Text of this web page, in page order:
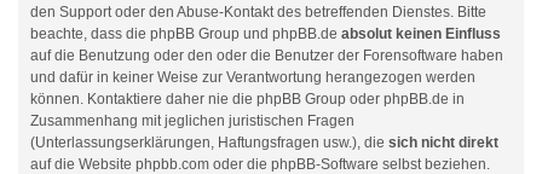
den Support oder den Abuse-Kontakt des betreffenden Dienstes. Bitte
beachte, dass die phpBB Group und phpBB.de absolut keinen Einfluss
auf die Benutzung oder den oder die Benutzer der Forensoftware haben
und dafür in keiner Weise zur Verantwortung herangezogen werden
können. Kontaktiere daher nie die phpBB Group oder phpBB.de in
Zusammenhang mit jeglichen juristischen Fragen
(Unterlassungserklärungen, Haftungsfragen usw.), die sich nicht direkt
auf die Website phpbb.com oder die phpBB-Software selbst beziehen.